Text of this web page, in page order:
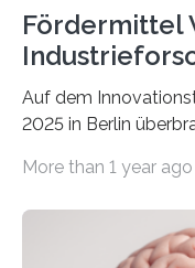
Fördermittel
Auf dem
2025 in Berlin
Überplanmäßige
Woche vom
anderem zur
More than 1 year ago